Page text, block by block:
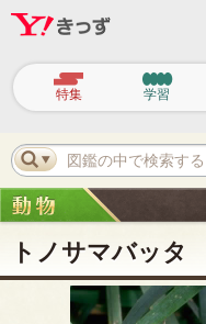
ビ
ゲ
ー
シ
ョ
特集 学習
図鑑の中で検索する
トノサマバッタ